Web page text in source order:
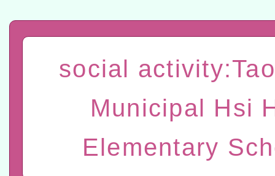
宜
轉知教育部國民及學前教
灣師範大學辦理「114至
進學校輔導計畫師資專業
函轉國家教育研究院中心
民族教育政策研討會「原
趨勢與發展」
轉知教育部國民及學前教
政府教育局辦理「115年
研習實施計畫－夢的N次
函轉國立臺灣師範大學辦
臺北學習中心115年度第2
轉知有關國立成功大學辦
social
Municipal Hsi
Elementary